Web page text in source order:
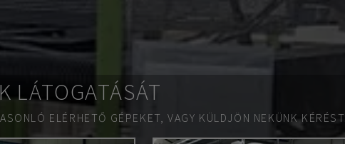
LÁTOGATÁSÁT
ELÉRHETŐ GÉPEKET, VAGY KÜLDJÖN NEKÜNK KÉRÉST.